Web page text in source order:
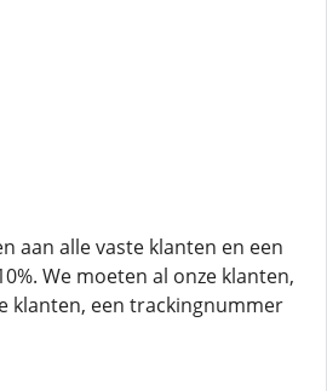
aan alle vaste klanten en een
We moeten al onze klanten,
klanten, een trackingnummer